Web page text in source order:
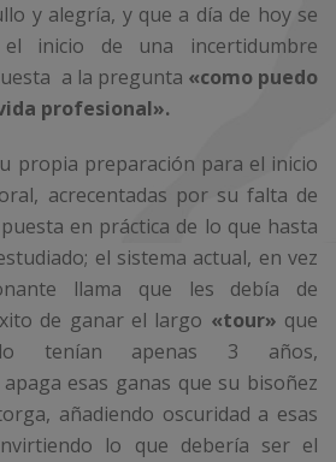
y alegría, y que a día de hoy se
inicio de una incertidumbre
a la pregunta «como puedo
profesional».
propia preparación para el inicio
acrecentadas por su falta de
en práctica de lo que hasta
el sistema actual, en vez
llama que les debía de
de ganar el largo «tour» que
tenían apenas 3 años,
esas ganas que su bisoñez
añadiendo oscuridad a esas
lo que debería ser el